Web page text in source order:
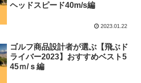
ヘッドスピード40m/s編
2023.01.22
ゴルフ商品設計者が選ぶ【飛ぶド
ライバー2023】おすすめベスト5
45ｍ/ｓ編